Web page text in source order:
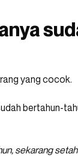
yang cocok.
bertahun-
sekarang